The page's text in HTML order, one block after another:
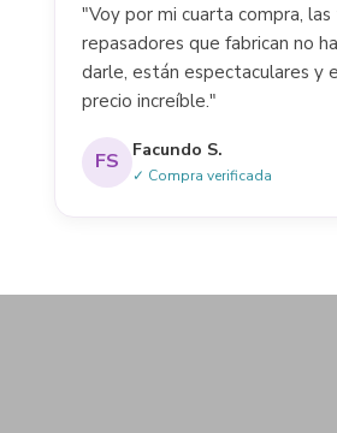
"Voy por mi cuarta compra,
repasadores que fabrican no
darle, están espectaculares y
precio increíble."
FS Facundo S.
✓ Compra verificada